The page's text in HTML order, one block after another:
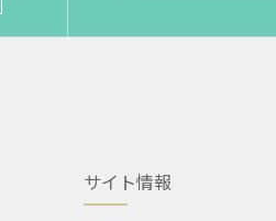
サイト情報